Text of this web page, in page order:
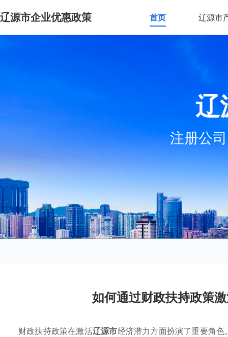
辽源市企业优惠政策 首页 辽源市
辽
注册公
如何通过财政扶持政策
财政扶持政策在激活辽源市经济潜力方面扮演了重要角